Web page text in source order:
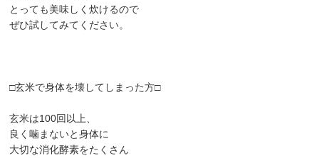
とっても美味しく炊けるので
ぜひ試してみてください。
□玄米で身体を壊してしまった方□
玄米は100回以上、
良く噛まないと身体に
大切な消化酵素をたくさん